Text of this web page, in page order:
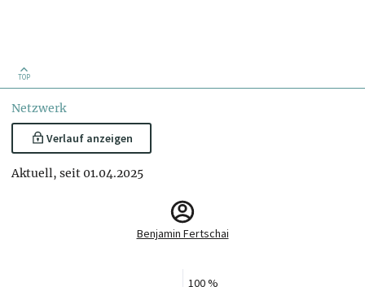
TOP
Netzwerk
Verlauf anzeigen
Aktuell, seit 01.04.2025
Benjamin Fertschai
100 %